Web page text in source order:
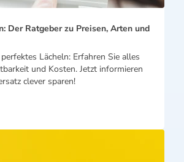
Der Ratgeber zu Preisen, Arten und
Lächeln: Erfahren Sie alles
und Kosten. Jetzt informieren
clever sparen!